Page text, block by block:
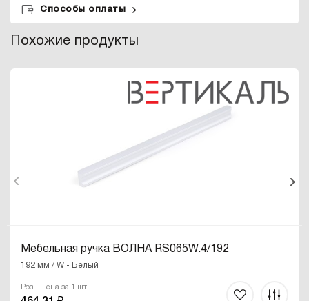
Способы оплаты
Похожие продукты
Мебельная ручка ВОЛНА RS065W.4/192
192 мм / W - Белый
Розн. цена за 1 шт